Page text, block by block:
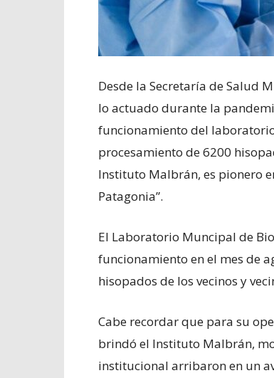
Desde la Secretaría de Salud
lo actuado durante la
funcionamiento del
procesamiento de 6200
Instituto Malbrán, es pionero
Patagonia”.
El Laboratorio Muncipal de
funcionamiento en el mes de
hisopados de los vecinos y
Cabe recordar que para su
brindó el Instituto Malbrán,
institucional arribaron en un